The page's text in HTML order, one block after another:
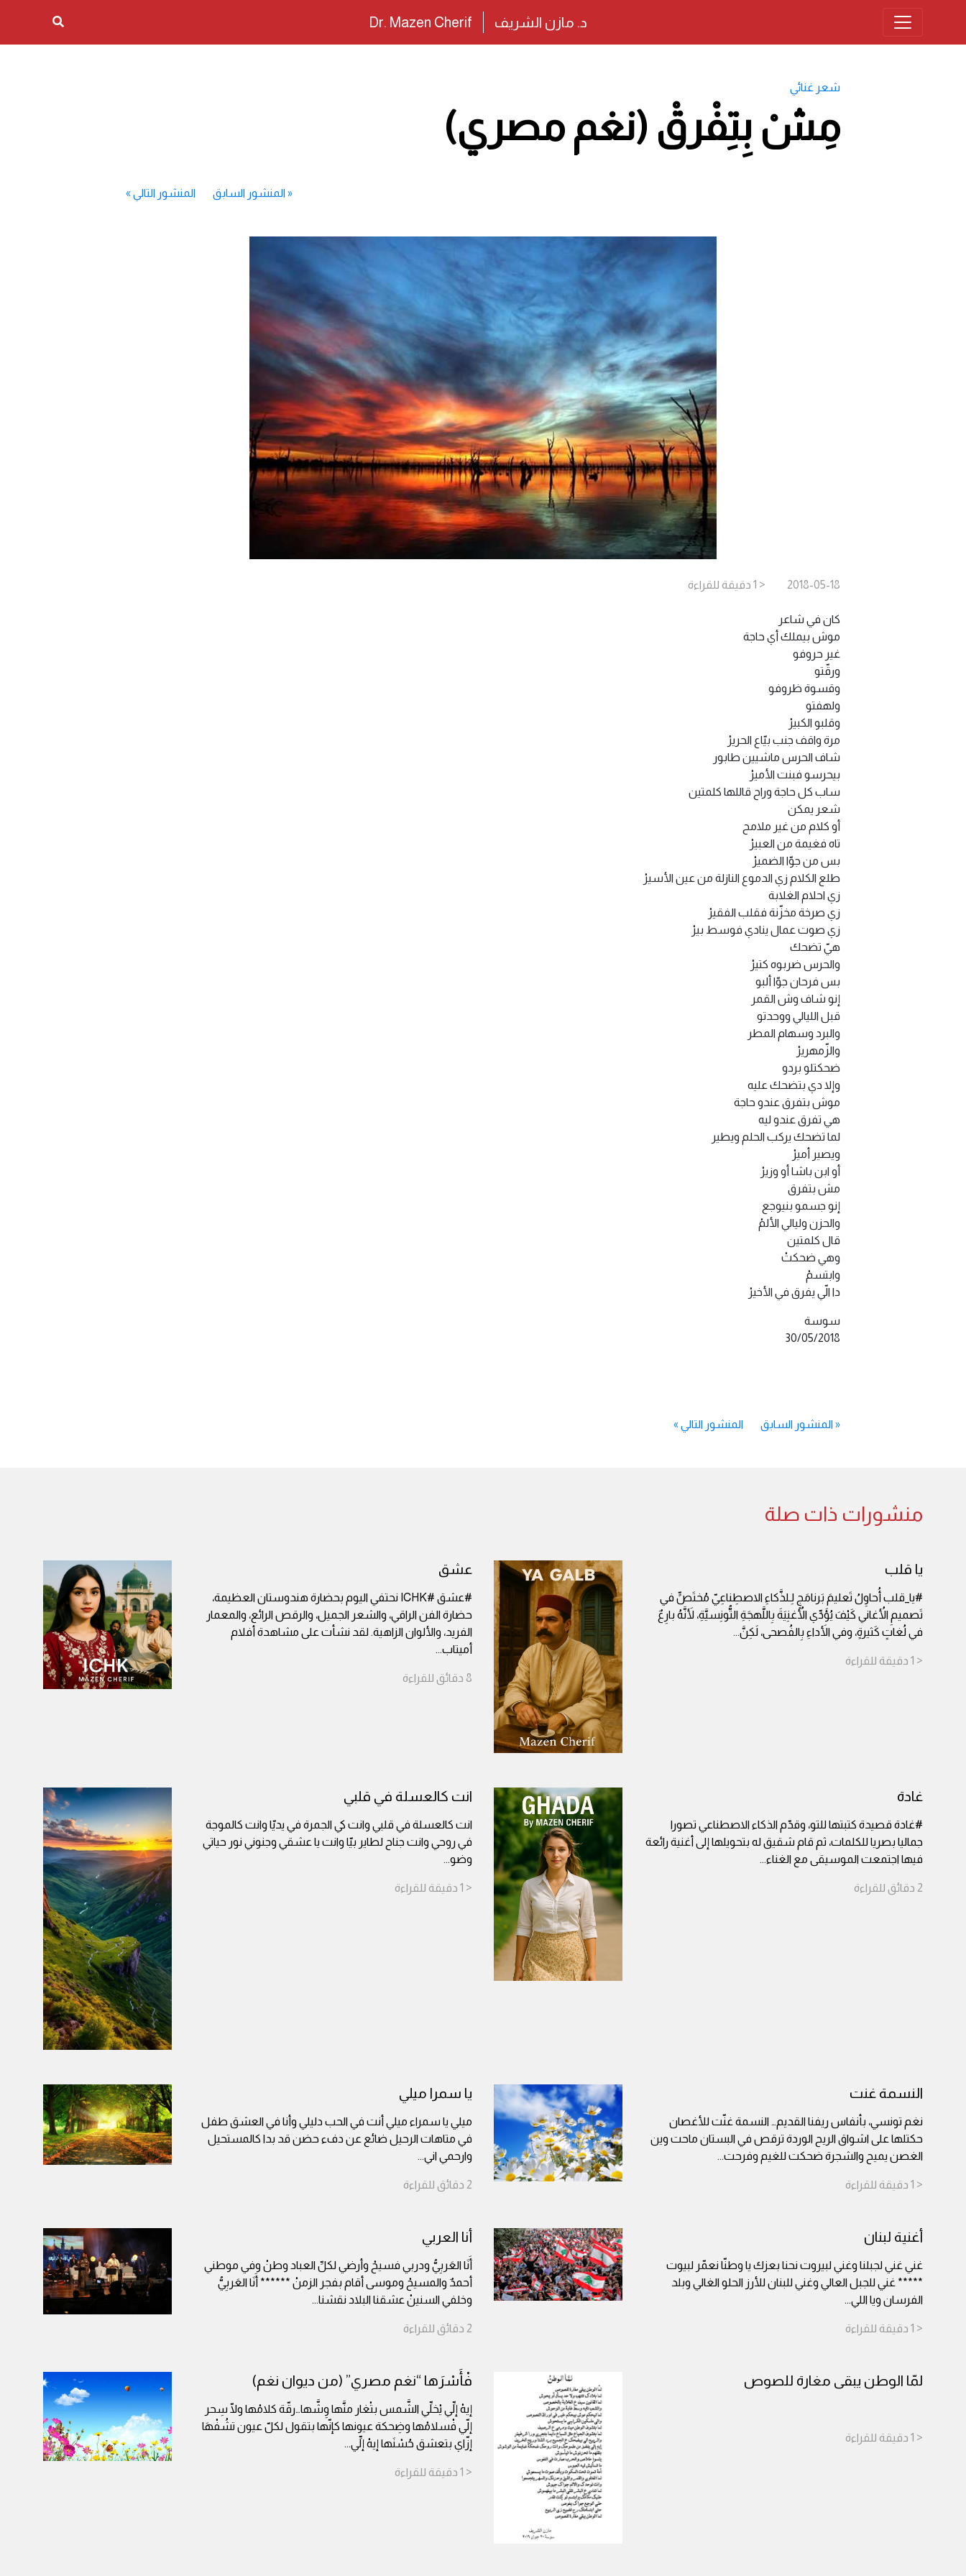
د. مازن الشريف Dr. Mazen Cherif
شعر غنائي
مِشْ بِتِفْرقْ (نغم مصري)
«المنشور السابق المنشور التالي »
2018-05-18
< 1 دقيقة للقراءة
كان في شاعر
موش بيملك أي حاجة
غير حروفو
ورقّتو
وقسوة ظروفو
ولهفتو
وقلبو الكبيرْ
مرة واقف جنب بيّاع الحريرْ
شاف الحرس ماشيين طابور
بيحرسو فبنت الأميرْ
ساب كل حاجة وراح قاللها كلمتين
شعر يمكن
أو كلام من غير ملامح
تاه فغيمة من العبيرْ
بس من جوّا الضميرْ
طلع الكلام زي الدموع النازلة من عين الأسيرْ
زي احلام الغلابة
زي صرخة مخزّنة فقلب الفقيرْ
زي صوت عمال ينادي فوسط بيرْ
هيّ تضحك
والحرس ضربوه كتيرْ
بس فرحان جوّا ألبو
إنو شاف وش القمر
قبل الليالي ووحدتو
والبرد وسهام المطر
والزّمهريرْ
ضحكتلو بردو
وإلا دي بتضحك عليه
موش بتفرق عندو حاجة
هي تفرق عندو ليه
لما تضحك يركب الحلم ويطير
ويصير أميرْ
أو ابن باشا أو وزيرْ
مش بتفرق
إنو جسمو بنيوجع
والحزن وليالي الألمْ
قال كلمتين
وهي ضحكتْ
وابتسمْ
دا الّي يفرق في الأخيرْ
سوسة
30/05/2018
«المنشور السابق المنشور التالي »
منشورات ذات صلة
يا قلب
#يا_قلب أُحاوِلُ تَعليمَ بَرنامَجٍ لِـلذَّكاءِ الاصطِناعِيّ مُختَصٍّ في
تَصميمِ الأُغاني كَيْفَ يُؤَدِّي الأُغنِيَةَ بِاللَّهجَةِ التُّونِسيَّةِ، لأَنَّهُ بارِعٌ
في لُغاتٍ كَثيرةٍ، وفي الأَداءِ بِالفُصحى، لَكِنَّ...
< 1 دقيقة للقراءة
عشق
#عشق #ICHK نحتفي اليوم بحضارة هندوستان العظيمة،
حضارة الفن الراقي، والشعر الجميل، والرقص الرائع، والمعمار
الفريد، والألوان الزاهية. لقد نشأت على مشاهدة أفلام
أميتاب...
8 دقائق للقراءة
غادة
#غادة قصيدة كتبتها للتو، وقدّم الذكاء الاصطناعي تصورا
جماليا بصريا للكلمات، ثم قام شقيق له بتحويلها إلى أغنية رائعة
فيها اجتمعت الموسيقى مع الغناء...
2 دقائق للقراءة
انت كالعسلة في قلبي
انت كالعسلة في قلبي وانت كي الجمرة في يديّا وانت كالموجة
في روحي وانت جناح لطاير بيّا وانت يا عشقي وجنوني نور حياتي
وضو...
< 1 دقيقة للقراءة
النسمة غنت
نغم تونسي، بأنفاس ريفنا القديم… النسمة غنّت للأغصان
حكتلها على اشواق الريح الوردة ترقص في البستان ماحت وين
الغصن يميح والشجرة ضحكت للغيم وفرحت...
< 1 دقيقة للقراءة
يا سمرا ميلي
ميلي يا سمراء ميلي أنت في الحب دليلي وأنا في العشق طفل
في متاهات الرحيل ضائع عن دفء حضن قد بدا كالمستحيل
وارحمي اني...
2 دقائق للقراءة
أغنية لبنان
غني غني لجبلنا وغني لبيروت نحنا بعزك يا وطنّا نعمّر لبيوت
***** غني للجبل العالي وغني للبنان للأرز الحلو الغالي وبلد
الفرسان ويا اللي...
< 1 دقيقة للقراءة
أنا العربي
أَنَا العَربِيُّ ودربي فسيحْ وأرضي لكلِّ العباد وطنْ وفي موطني
أحمدٌ والمسيحْ وموسى أقام بفجر الزمنْ ****** أَنَا العَربِيُّ
وخلفي السنينْ عشقنا البلاد نقشنا...
2 دقائق للقراءة
لمّا الوطن يبقى مغارة للصوص
< 1 دقيقة للقراءة
فْأَسْرَها “نغم مصري” (من ديوان نغم)
إيهْ إلِّي يْخلِّي الشَّمس بتْغار منَّها وِشَّها…رقّة كلامْها ولّا سِحر
إلّي فْسلامْها وضِحكة عيونها كإنّها بتقول لكلّ عيون تشُفْهَا
إزّاي بتعشق حُسْنَها إيهْ إلِّي...
< 1 دقيقة للقراءة